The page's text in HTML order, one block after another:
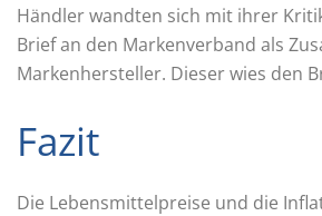
Händler wandten sich mit ihrer
Brief an den Markenverband als
Markenhersteller. Dieser wies den
Fazit
Die Lebensmittelpreise und die